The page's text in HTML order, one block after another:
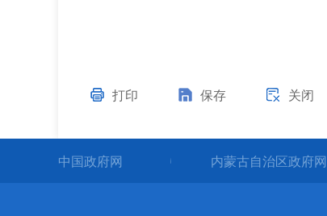
打印
保存 关闭
中国政府网 内蒙古自治区政府网